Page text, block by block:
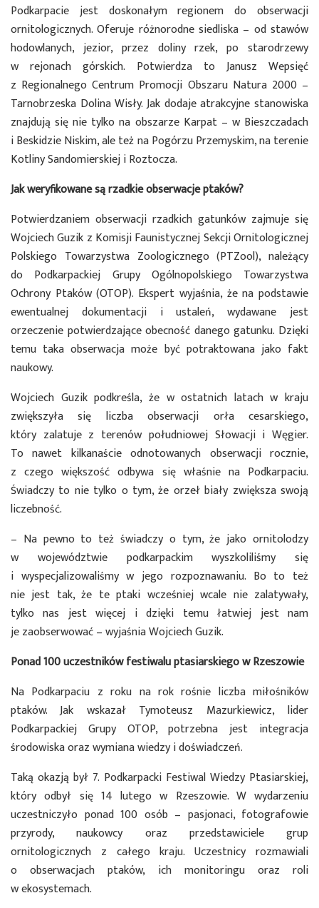
Podkarpacie jest doskonałym regionem do obserwacji
ornitologicznych. Oferuje różnorodne siedliska – od stawów
hodowlanych, jezior, przez doliny rzek, po starodrzewy
w rejonach górskich. Potwierdza to Janusz Wepsięć
z Regionalnego Centrum Promocji Obszaru Natura 2000 –
Tarnobrzeska Dolina Wisły. Jak dodaje atrakcyjne stanowiska
znajdują się nie tylko na obszarze Karpat – w Bieszczadach
i Beskidzie Niskim, ale też na Pogórzu Przemyskim, na terenie
Kotliny Sandomierskiej i Roztocza.
Jak weryfikowane są rzadkie obserwacje ptaków?
Potwierdzaniem obserwacji rzadkich gatunków zajmuje się
Wojciech Guzik z Komisji Faunistycznej Sekcji Ornitologicznej
Polskiego Towarzystwa Zoologicznego (PTZool), należący
do Podkarpackiej Grupy Ogólnopolskiego Towarzystwa
Ochrony Ptaków (OTOP). Ekspert wyjaśnia, że na podstawie
ewentualnej dokumentacji i ustaleń, wydawane jest
orzeczenie potwierdzające obecność danego gatunku. Dzięki
temu taka obserwacja może być potraktowana jako fakt
naukowy.
Wojciech Guzik podkreśla, że w ostatnich latach w kraju
zwiększyła się liczba obserwacji orła cesarskiego,
który zalatuje z terenów południowej Słowacji i Węgier.
To nawet kilkanaście odnotowanych obserwacji rocznie,
z czego większość odbywa się właśnie na Podkarpaciu.
Świadczy to nie tylko o tym, że orzeł biały zwiększa swoją
liczebność.
– Na pewno to też świadczy o tym, że jako ornitolodzy
w województwie podkarpackim wyszkoliliśmy się
i wyspecjalizowaliśmy w jego rozpoznawaniu. Bo to też
nie jest tak, że te ptaki wcześniej wcale nie zalatywały,
tylko nas jest więcej i dzięki temu łatwiej jest nam
je zaobserwować – wyjaśnia Wojciech Guzik.
Ponad 100 uczestników festiwalu ptasiarskiego w Rzeszowie
Na Podkarpaciu z roku na rok rośnie liczba miłośników
ptaków. Jak wskazał Tymoteusz Mazurkiewicz, lider
Podkarpackiej Grupy OTOP, potrzebna jest integracja
środowiska oraz wymiana wiedzy i doświadczeń.
Taką okazją był 7. Podkarpacki Festiwal Wiedzy Ptasiarskiej,
który odbył się 14 lutego w Rzeszowie. W wydarzeniu
uczestniczyło ponad 100 osób – pasjonaci, fotografowie
przyrody, naukowcy oraz przedstawiciele grup
ornitologicznych z całego kraju. Uczestnicy rozmawiali
o obserwacjach ptaków, ich monitoringu oraz roli
w ekosystemach.